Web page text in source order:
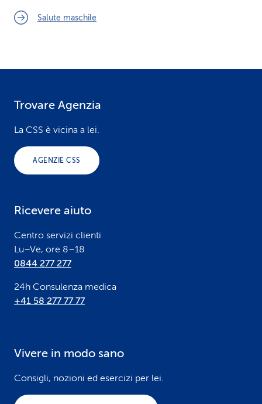
Salute maschile
Trovare Agenzia
La CSS è vicina a lei.
AGENZIE CSS
Ricevere aiuto
Centro servizi clienti
Lu–Ve, ore 8–18
0844 277 277
24h Consulenza medica
+41 58 277 77 77
Vivere in modo sano
Consigli, nozioni ed esercizi per lei.